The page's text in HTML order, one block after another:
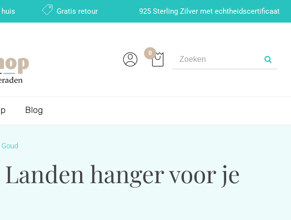
huis Gratis retour 925 Sterling Zilver met echtheidscertificaat
0
Blog
hanger voor je